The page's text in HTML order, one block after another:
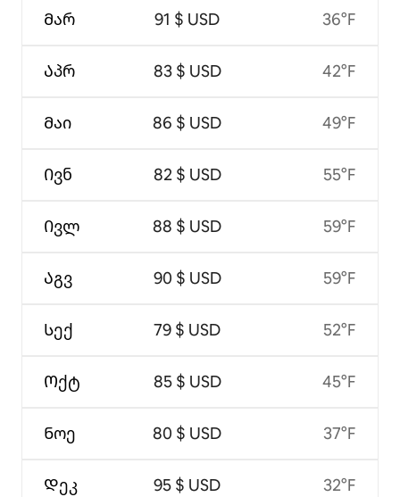
Მარ
Აპრ
Მაი
Ივნ
Ივლ
Აგვ
Სექ
Ოქტ
Ნოე
Დეკ
91 $ USD
83 $ USD
86 $ USD
82 $ USD
88 $ USD
90 $ USD
79 $ USD
85 $ USD
80 $ USD
95 $ USD
36°F
42°F
49°F
55°F
59°F
59°F
52°F
45°F
37°F
32°F